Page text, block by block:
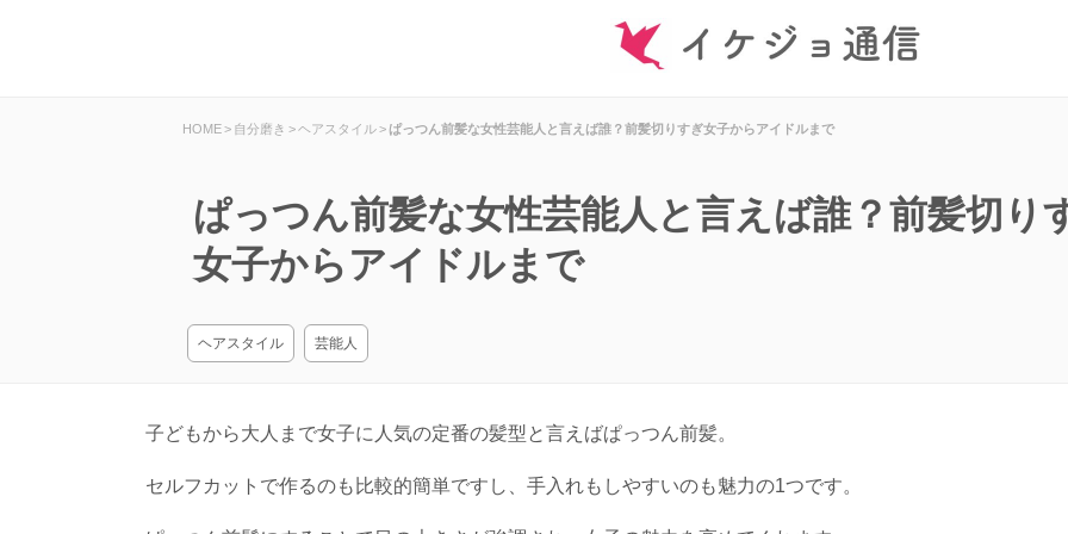
HOME> 自分磨き >ヘアスタイル>ぱっつん前髪な女性芸能人と言えば誰？前髪切りすぎ女子からアイドルまで
ぱっつん前髪な女性芸能人と言えば誰？前髪切り
女子からアイドルまで
ヘアスタイル 芸能人
子どもから大人まで女子に人気の定番の髪型と言えばぱっつん前髪。
セルフカットで作るのも比較的簡単ですし、手入れもしやすいのも魅力の1つです。